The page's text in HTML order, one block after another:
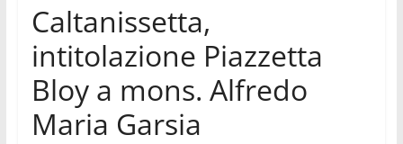
Caltanissetta,
intitolazione Piazzetta
Bloy a mons. Alfredo
Maria Garsia